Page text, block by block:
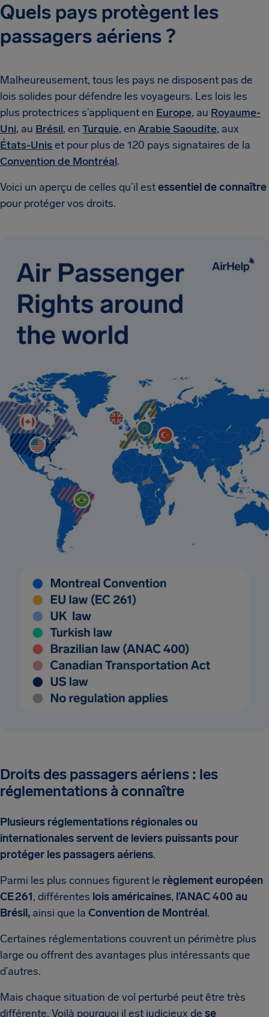
Quels pays protègent les
passagers aériens ?
Malheureusement, tous les pays ne disposent pas de
lois solides pour défendre les voyageurs. Les lois les
plus protectrices s’appliquent en Europe, au Royaume-
Uni, au Brésil, en Turquie, en Arabie Saoudite, aux
États-Uniset pour plus de 120 pays signataires de la
Convention de Montréal.
Voici un aperçu de celles qu’il estessentiel de connaître
pour protéger vos droits.
Droits des passagers aériens : les
réglementations à connaître
Plusieurs réglementations régionales ou
internationales servent de leviers puissants pour
protéger les passagers aériens.
Parmi les plus connues figurent le règlement européen
CE 261, différentes lois américaines, l’ANAC 400 au
Brésil, ainsi que la Convention de Montréal.
Certaines réglementations couvrent un périmètre plus
large ou offrent des avantages plus intéressants que
d’autres.
Mais chaque situation de vol perturbé peut être très
différente. Voilà pourquoi il est judicieux de se